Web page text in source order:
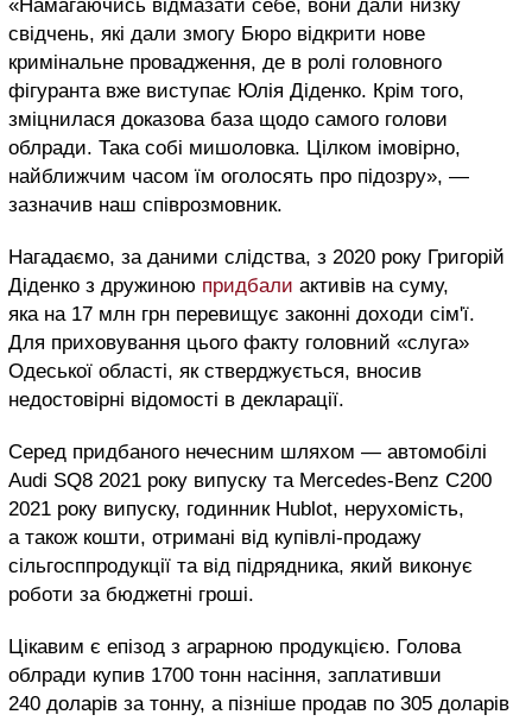
«Намагаючись відмазати себе, вони дали низку
свідчень, які дали змогу Бюро відкрити нове
кримінальне провадження, де в ролі головного
фігуранта вже виступає Юлія Діденко. Крім того,
зміцнилася доказова база щодо самого голови
облради. Така собі мишоловка. Цілком імовірно,
найближчим часом їм оголосять про підозру», —
зазначив наш співрозмовник.
Нагадаємо, за даними слідства, з 2020 року Григорій
Діденко з дружиною придбали активів на суму,
яка на 17 млн грн перевищує законні доходи сім'ї.
Для приховування цього факту головний «слуга»
Одеської області, як стверджується, вносив
недостовірні відомості в декларації.
Серед придбаного нечесним шляхом — автомобілі
Audi SQ8 2021 року випуску та Mercedes-Benz C200
2021 року випуску, годинник Hublot, нерухомість,
а також кошти, отримані від купівлі-продажу
сільгосппродукції та від підрядника, який виконує
роботи за бюджетні гроші.
Цікавим є епізод з аграрною продукцією. Голова
облради купив 1700 тонн насіння, заплативши
240 доларів за тонну, а пізніше продав по 305 доларів